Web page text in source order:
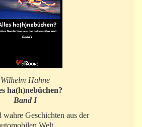
Wilhelm Hahne
ha(h)nebüchen?
Band I
Geschichten aus der